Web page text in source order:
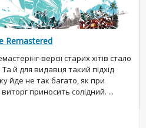
Remastered
версії старих хітів стало
й для видавця такий підхід
йде не так багато, як при
приносить солідний. ...